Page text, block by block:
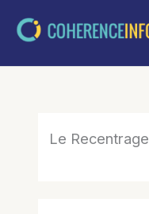
Le Recentrage